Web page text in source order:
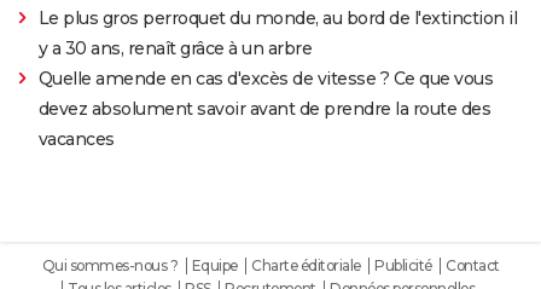
Le plus gros perroquet du monde, au bord de l'extinction il
y a 30 ans, renaît grâce à un arbre
Quelle amende en cas d'excès de vitesse ? Ce que vous
devez absolument savoir avant de prendre la route des
vacances
Qui sommes-nous ? Equipe Charte éditoriale Publicité
Contact